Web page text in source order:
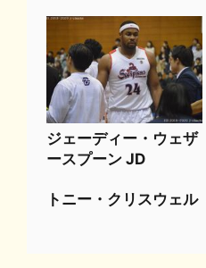
ジェーディー・ウェザ
ースプーン JD
トニー・クリスウェル